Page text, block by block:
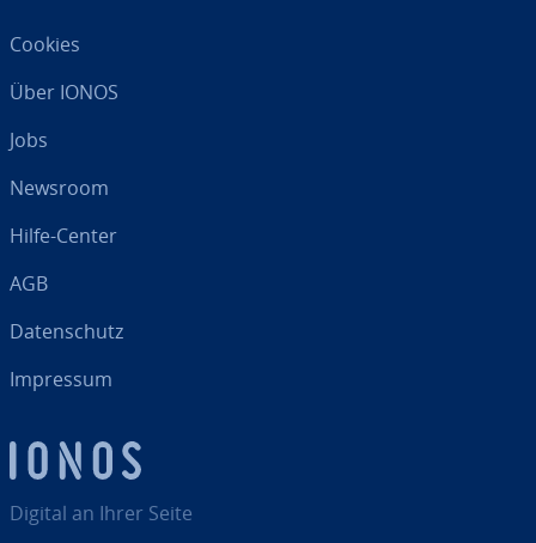
Digital an Ihrer Seite
Cookies
Über IONOS
Jobs
Newsroom
Hilfe-Center
AGB
Da­ten­schutz
Impressum